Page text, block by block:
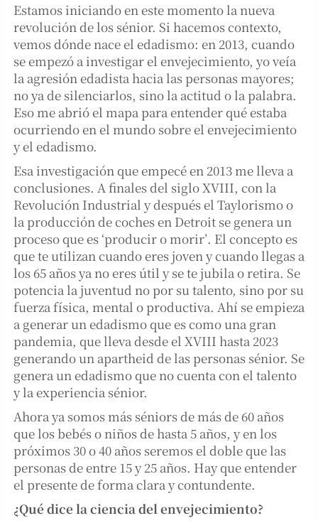
Estamos iniciando en este momento la nueva
revolución de los sénior. Si hacemos contexto,
vemos dónde nace el edadismo: en 2013, cuando
se empezó a investigar el envejecimiento, yo veía
la agresión edadista hacia las personas mayores;
no ya de silenciarlos, sino la actitud o la palabra.
Eso me abrió el mapa para entender qué estaba
ocurriendo en el mundo sobre el envejecimiento
y el edadismo.
Esa investigación que empecé en 2013 me lleva a
conclusiones. A finales del siglo XVIII, con la
Revolución Industrial y después el Taylorismo o
la producción de coches en Detroit se genera un
proceso que es ‘producir o morir’. El concepto es
que te utilizan cuando eres joven y cuando llegas a
los 65 años ya no eres útil y se te jubila o retira. Se
potencia la juventud no por su talento, sino por su
fuerza física, mental o productiva. Ahí se empieza
a generar un edadismo que es como una gran
pandemia, que lleva desde el XVIII hasta 2023
generando un apartheid de las personas sénior. Se
genera un edadismo que no cuenta con el talento
y la experiencia sénior.
Ahora ya somos más séniors de más de 60 años
que los bebés o niños de hasta 5 años, y en los
próximos 30 o 40 años seremos el doble que las
personas de entre 15 y 25 años. Hay que entender
el presente de forma clara y contundente.
¿Qué dice la ciencia del envejecimiento?